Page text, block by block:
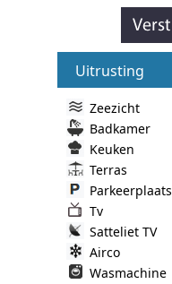
Uitrusting
Zeezicht
Badkamer
Keuken
Terras
Parkeerplaats
Tv
Satteliet TV
Airco
Wasmachine